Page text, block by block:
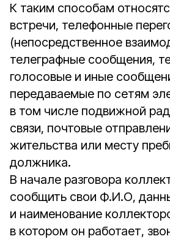
К таким способам
встречи, телефонные
(непосредственное
телеграфные сообщения,
голосовые и иные
передаваемые по сетям
в том числе подвижной
связи, почтовые
жительства или месту
должника.
В начале разговора
сообщить свои Ф.И.О,
и наименование
в котором он работает,